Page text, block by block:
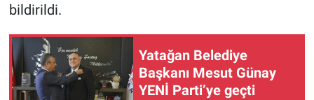
bildirildi.
Yatağan Belediye
Başkanı Mesut Günay
YENİ Parti’ye geçti